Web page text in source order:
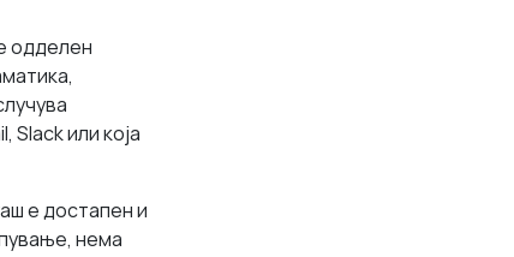
одделен
или која
е достапен и
нема